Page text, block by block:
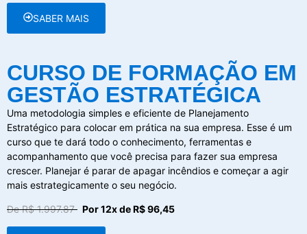
SABER MAIS
CURSO DE FORMAÇÃO EM
GESTÃO ESTRATÉGICA
Uma metodologia simples e eficiente de Planejamento
Estratégico para colocar em prática na sua empresa. Esse é um
curso que te dará todo o conhecimento, ferramentas e
acompanhamento que você precisa para fazer sua empresa
crescer. Planejar é parar de apagar incêndios e começar a agir
mais estrategicamente o seu negócio.
De R$ 1.997.87 Por 12x de R$ 96,45